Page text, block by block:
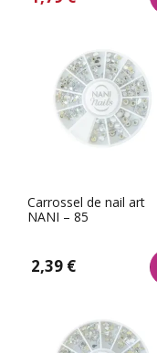
Carrossel de nail art
NANI – 85
2,39 €